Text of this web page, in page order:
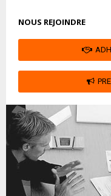
NOUS REJOINDRE